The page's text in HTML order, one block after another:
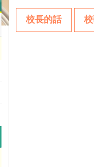
校長的話